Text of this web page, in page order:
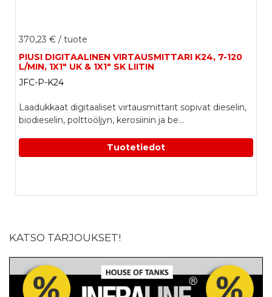
370,23 € / tuote
PIUSI DIGITAALINEN VIRTAUSMITTARI K24, 7-120
L/MIN, 1X1" UK & 1X1" SK LIITIN
JFC-P-K24
Laadukkaat digitaaliset virtausmittarit sopivat dieselin,
biodieselin, polttoöljyn, kerosiinin ja be...
Tuotetiedot
KATSO TARJOUKSET!